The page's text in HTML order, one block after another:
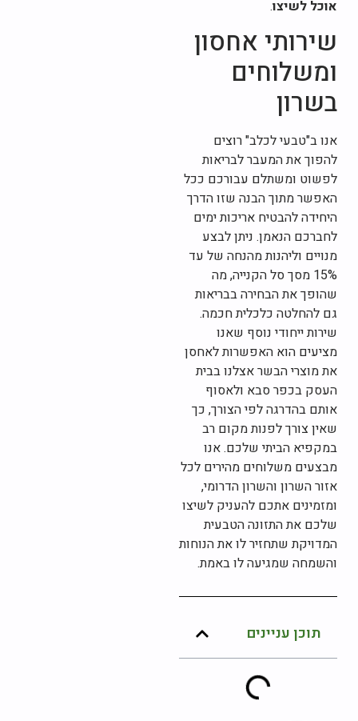
אוכל לשיצו.
שירותי אחסון
ומשלוחים
בשרון
אנו ב"טבעי לכלב" רוצים
להפוך את המעבר לבריאות
לפשוט ומשתלם עבורכם ככל
האפשר מתוך הבנה שזו הדרך
היחידה להבטיח אריכות ימים
לחברכם הנאמן. ניתן לבצע
מנויים וליהנות מהנחה של עד
15% מסך סל הקנייה, מה
שהופך את הבחירה בבריאות
גם להחלטה כלכלית חכמה.
שירות ייחודי נוסף שאנו
מציעים הוא האפשרות לאחסן
את מוצרי הבשר אצלנו בבית
העסק בכפר סבא ולאסוף
אותם בהדרגה לפי הצורך, כך
שאין צורך לפנות מקום רב
במקפיא הביתי שלכם. אנו
מבצעים משלוחים מהירים לכל
אזור השרון והשרון הדרומי,
ומזמינים אתכם להעניק לשיצו
שלכם את התזונה הטבעית
המדויקת שתחזיר לו את הנוחות
והשמחה שמגיעה לו באמת.
תוכן עניינים